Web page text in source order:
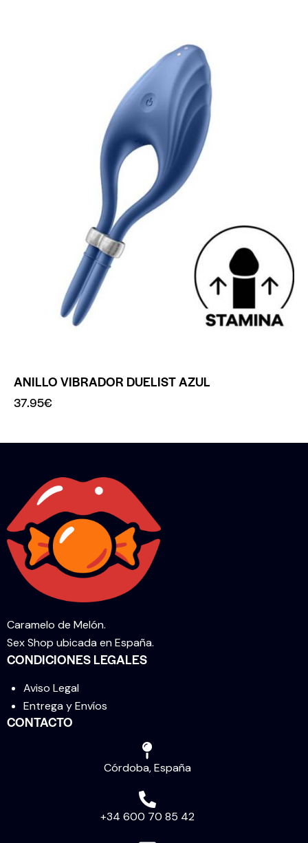
ANILLO VIBRADOR DUELIST AZUL
37.95€
Caramelo de Melón.
Sex Shop ubicada en España.
CONDICIONES LEGALES
Aviso Legal
Entrega y Envíos
CONTACTO
Córdoba, España
+34 600 70 85 42